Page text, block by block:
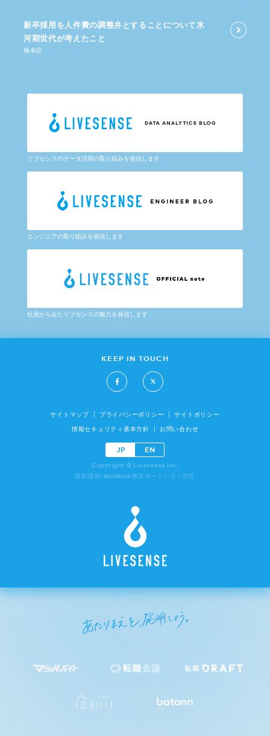
新卒採用を​人件費の​調整弁と​する​ことに​ついて​氷
河期世代が​考えた​こと
楠本匠
リブセンスのデータ活用の取り組みを発信します
エンジニアの取り組みを発信します
社員からみたリブセンスの魅力を発信します
KEEP IN TOUCH
サイトマップ プライバシーポリシー サイトポリシー
情報セキュリティ基本方針 お問い合わせ
JP EN
Copyright © Livesense Inc.
撮影場所: WeWork 東京ポートシティ竹芝